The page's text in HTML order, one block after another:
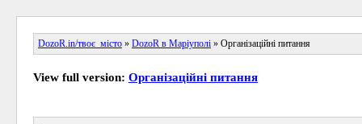
DozoR.in/твоє_місто » DozoR в Маріуполі » Організаційні питання
View full version: Організаційні питання